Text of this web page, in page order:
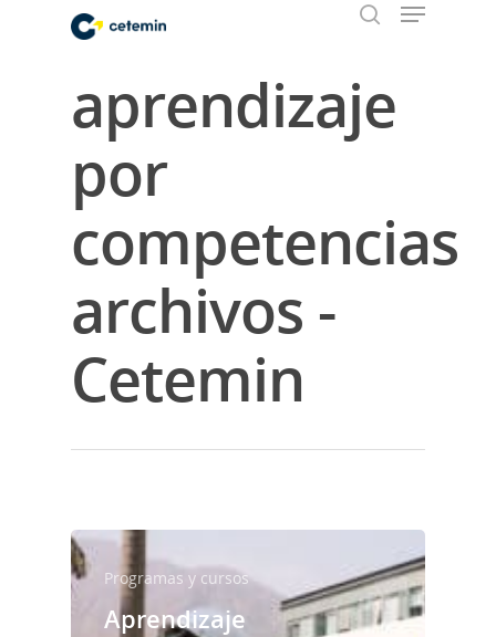
Hit enter to search or ESC to close
aprendizaje
por
competencias
archivos -
Cetemin
Programas y cursos
Aprendizaje